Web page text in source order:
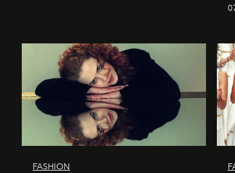
FASHION